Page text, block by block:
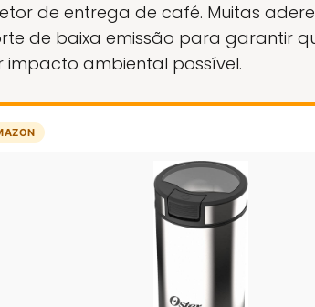
de entrega de café. Muitas
de baixa emissão para garantir
ambiental possível.